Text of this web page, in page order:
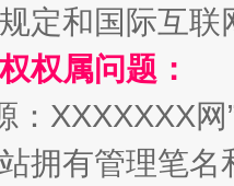
幕 规模
定和国际互
权属问题：
：XXXXXXX
拥有管理笔